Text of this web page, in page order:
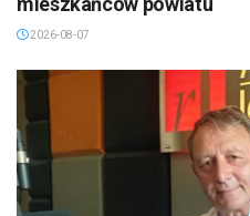
2026-08-07